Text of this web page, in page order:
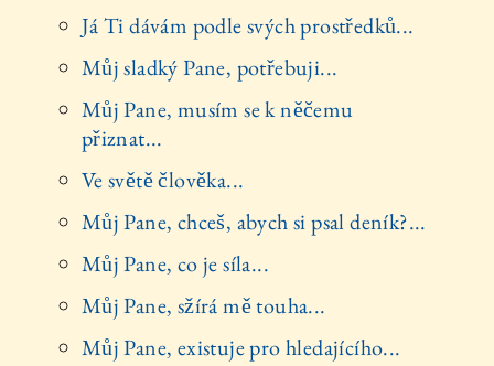
Já Ti dávám podle svých prostředků...
Můj sladký Pane, potřebuji...
Můj Pane, musím se k něčemu
přiznat...
Ve světě člověka...
Můj Pane, chceš, abych si psal deník?...
Můj Pane, co je síla...
Můj Pane, sžírá mě touha...
Můj Pane, existuje pro hledajícího...